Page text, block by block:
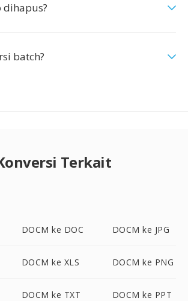
batch?
Terkait
DOCM ke DOC DOCM ke JPG
DOCM ke XLS DOCM ke PNG
DOCM ke TXT DOCM ke PPT